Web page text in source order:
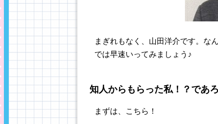
まぎれもなく、山田洋介です。な
では早速いってみましょう♪
知人からもらった私！？であ
まずは、こちら！